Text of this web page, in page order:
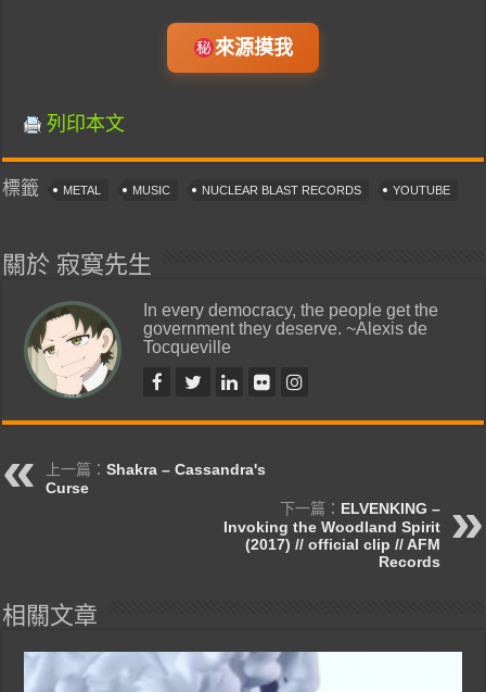
來源摸我
列印本文
標籤 METAL MUSIC NUCLEAR BLAST RECORDS YOUTUBE
關於 寂寞先生
In every democracy, the people get the
government they deserve. ~Alexis de
Tocqueville
上一篇：Shakra – Cassandra's
Curse
下一篇： ELVENKING –
Invoking the Woodland Spirit
(2017) // official clip // AFM
Records
相關文章